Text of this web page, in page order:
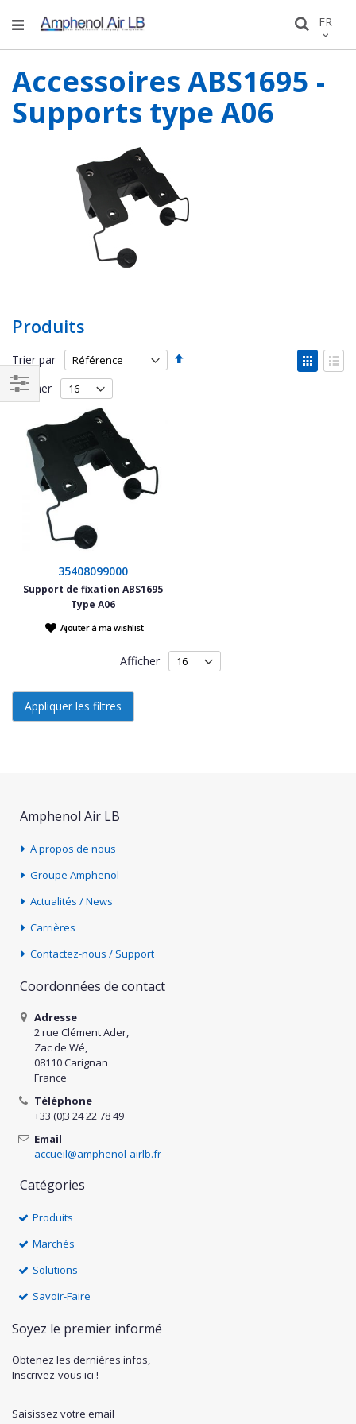
Allez
au
FR
Accessoires ABS1695 -
Supports type A06
Produits
Trier par
Par
en
Afficher
35408099000
Support de fixation ABS1695
Type A06
Ajouter à ma wishlist
Afficher
Filtrer
par
Appliquer les filtres
Amphenol Air LB
A propos de nous
Groupe Amphenol
Actualités / News
Carrières
Contactez-nous / Support
Coordonnées de contact
Adresse
2 rue Clément Ader,
Zac de Wé,
08110 Carignan
France
Téléphone
+33 (0)3 24 22 78 49
Email
accueil@amphenol-airlb.fr
Catégories
Produits
Marchés
Solutions
Savoir-Faire
Soyez le premier informé
Obtenez les dernières infos,
Inscrivez-vous ici !
Saisissez votre email